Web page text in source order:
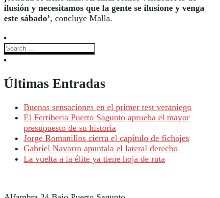
ilusión y necesitamos que la gente se ilusione y venga
este sábado’, concluye Malla.
Últimas Entradas
Buenas sensaciones en el primer test veraniego
El Fertiberia Puerto Sagunto aprueba el mayor
presupuesto de su historia
Jorge Romanillos cierra el capítulo de fichajes
Gabriel Navarro apuntala el lateral derecho
La vuelta a la élite ya tiene hoja de ruta